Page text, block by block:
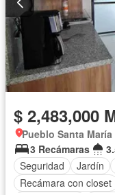
$ 2,483,000
Pueblo Santa
3 Recámaras
Seguridad
Jardín
Recámara con closet